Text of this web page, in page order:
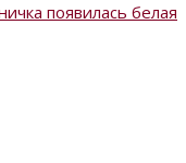
появилась белая